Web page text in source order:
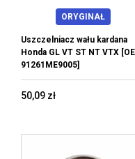
ORYGINAŁ
Uszczelniacz wału kardana
Honda GL VT ST NT VTX
91261ME9005]
50,09 zł